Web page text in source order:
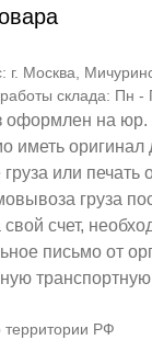
г. Москва,
склада: Пн -
оформлен на юр.
иметь оригинал
или печать
груза
свой счет,
письмо от
территории РФ